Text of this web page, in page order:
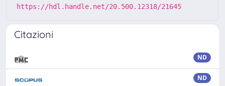
https://hdl.handle.net/20.500.12318/21645
Citazioni
ND
ND